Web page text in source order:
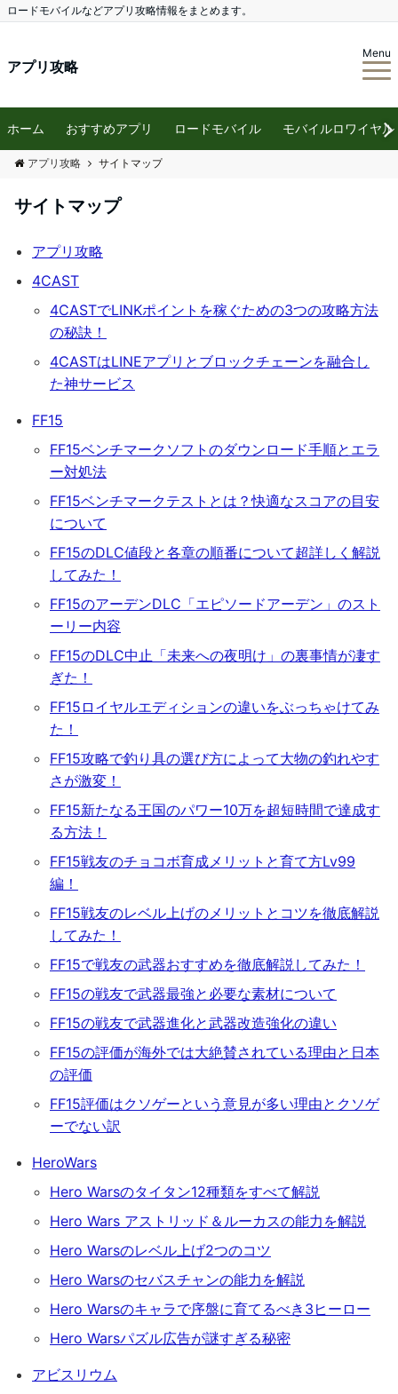
ロードモバイルなどアプリ攻略情報をまとめます。
アプリ攻略
Menu
ホーム おすすめアプリ ロードモバイル モバイルロワイヤル
アプリ攻略 サイトマップ
サイトマップ
アプリ攻略
4CAST
4CASTでLINKポイントを稼ぐための3つの攻略方法
の秘訣！
4CASTはLINEアプリとブロックチェーンを融合し
た神サービス
FF15
FF15ベンチマークソフトのダウンロード手順とエラ
ー対処法
FF15ベンチマークテストとは？快適なスコアの目安
について
FF15のDLC値段と各章の順番について超詳しく解説
してみた！
FF15のアーデンDLC「エピソードアーデン」のスト
ーリー内容
FF15のDLC中止「未来への夜明け」の裏事情が凄す
ぎた！
FF15ロイヤルエディションの違いをぶっちゃけてみ
た！
FF15攻略で釣り具の選び方によって大物の釣れやす
さが激変！
FF15新たなる王国のパワー10万を超短時間で達成す
る方法！
FF15戦友のチョコボ育成メリットと育て方Lv99
編！
FF15戦友のレベル上げのメリットとコツを徹底解説
してみた！
FF15で戦友の武器おすすめを徹底解説してみた！
FF15の戦友で武器最強と必要な素材について
FF15の戦友で武器進化と武器改造強化の違い
FF15の評価が海外では大絶賛されている理由と日本
の評価
FF15評価はクソゲーという意見が多い理由とクソゲ
ーでない訳
HeroWars
Hero Warsのタイタン12種類をすべて解説
Hero Wars アストリッド＆ルーカスの能力を解説
Hero Warsのレベル上げ2つのコツ
Hero Warsのセバスチャンの能力を解説
Hero Warsのキャラで序盤に育てるべき3ヒーロー
Hero Warsパズル広告が謎すぎる秘密
アビスリウム